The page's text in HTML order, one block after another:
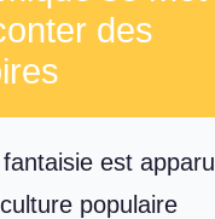
des
est apparu
populaire